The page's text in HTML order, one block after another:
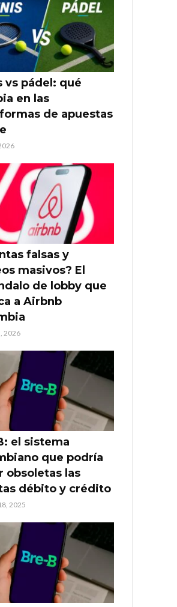
vs pádel: qué
en las
de apuestas
falsas y
masivos? El
de lobby que
a Airbnb
2026
el sistema
que podría
obsoletas las
débito y crédito
2025